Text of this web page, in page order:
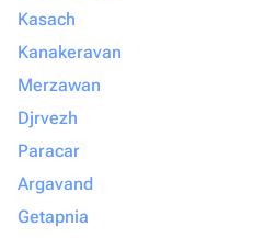
Kasach
Kanakeravan
Merzawan
Djrvezh
Paracar
Argavand
Getapnia